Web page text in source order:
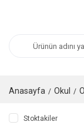
Anasayfa Okul
Stoktakiler